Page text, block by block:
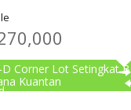
D Corner Lot Setingkat
Kuantan